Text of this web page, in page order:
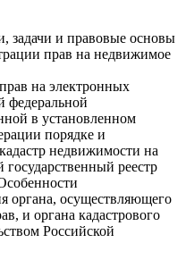
задачи и правовые основы
прав на недвижимое
на электронных
федеральной
в установленном
порядке и
недвижимости на
реестр
органа, осуществляющего
и органа кадастрового
Российской